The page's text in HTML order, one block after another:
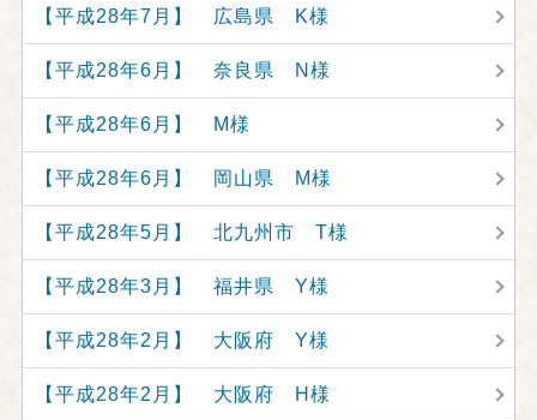
【平成28年7月】 広島県 K様
【平成28年6月】 奈良県 N様
【平成28年6月】 M様
【平成28年6月】 岡山県 M様
【平成28年5月】 北九州市 T様
【平成28年3月】 福井県 Y様
【平成28年2月】 大阪府 Y様
【平成28年2月】 大阪府 H様